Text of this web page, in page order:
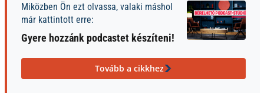
Miközben Ön ezt olvassa, valaki máshol
már kattintott erre:
Gyere hozzánk podcastet készíteni!
Tovább a cikkhez